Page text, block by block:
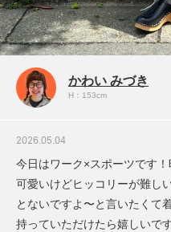
かわい みづき
H：153cm
2026.05.04
今日はワーク×スポーツです！
可愛いけどヒッコリーが難し
とないですよ〜と言いたくて
持っていただけたら嬉しいで